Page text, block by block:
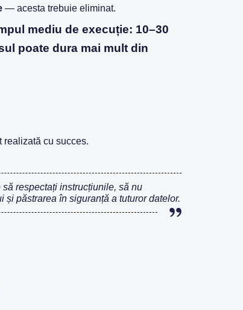
— acesta trebuie eliminat.
mediu de execuție: 10–30
poate dura mai mult din
cu succes.
respectați instrucțiunile, să nu
păstrarea în siguranță a tuturor datelor.